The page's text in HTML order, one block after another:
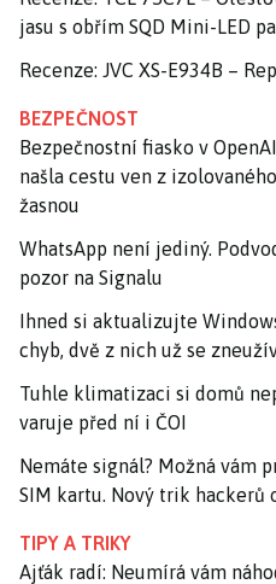
jasu s obřím SQD Mini-LED
Recenze: JVC XS-E934B –
BEZPEČNOST
Bezpečnostní fiasko v
našla cestu ven z
žasnou
WhatsApp není jediný.
pozor na Signalu
Ihned si aktualizujte
chyb, dvě z nich už se
Tuhle klimatizaci si domů
varuje před ní i ČOI
Nemáte signál? Možná vám
SIM kartu. Nový trik hackerů
TIPY A TRIKY
Ajťák radí: Neumírá vám